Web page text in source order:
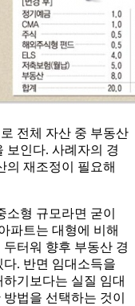
전체 자산 중 부동산
보인다. 사례자의 경
의 재조정이 필요해
형 규모라면 굳이
파트는 대형에 비해
터워 향후 부동산 경
. 반면 임대소득을
기보다는 실질 임대
법을 선택하는 것이